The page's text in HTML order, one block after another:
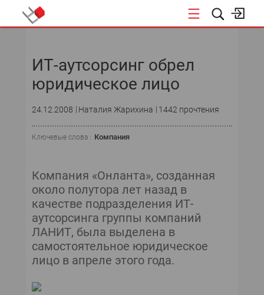
ПОДПИСКА
ТЕКУЩИЙ НОМЕР
ИТ-аутсорсинг обрел
юридическое лицо
24.12.2008 Наталия Жарихина 1442 прочтения
Ключевые слова : Компания
Компания «Онланта», созданная
около полутора лет назад в
качестве подразделения ИТ-
аутсорсинга группы компаний
ЛАНИТ, была выделена в
самостоятельное юридическое
лицо в апреле этого года.